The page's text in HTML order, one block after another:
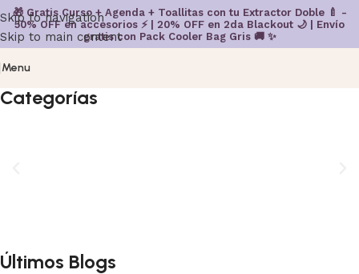
Skip to navigation
Skip to main content
🎁 Gratis Curso + Agenda + Toallitas con tu Extractor Doble 🍼 -
50% OFF en accesorios ⚡ | 20% OFF en 2da Blackout 🌙 | Envío
gratis con Pack Cooler Bag Gris 🚚 ✨
Menu
Categorías
Últimos Blogs